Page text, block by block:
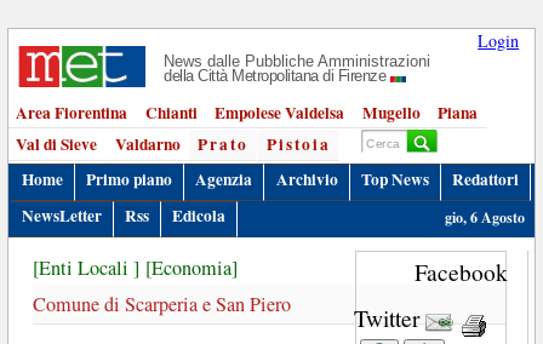
Login
News dalle Pubbliche Amministrazioni
della Città Metropolitana di Firenze
Area Fiorentina Chianti Empolese Valdelsa Mugello
Piana
Val di Sieve
Valdarno Prato
Pistoia
Home
Primo piano Agenzia Archivio Top News
Redattori
NewsLetter
Rss Edicola gio, 6 Agosto
Facebook
Twitter
[Enti Locali ] [Economia]
Comune di Scarperia e San Piero